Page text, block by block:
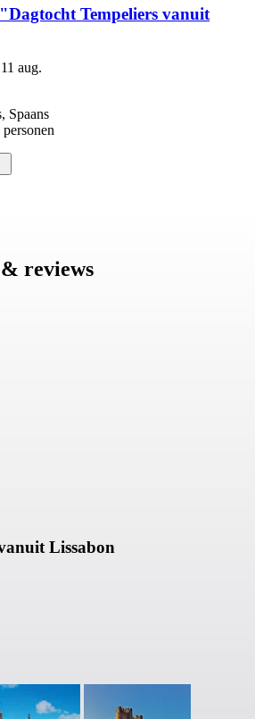
Tempeliers vanuit
aug.
Spaans
reviews
Lissabon